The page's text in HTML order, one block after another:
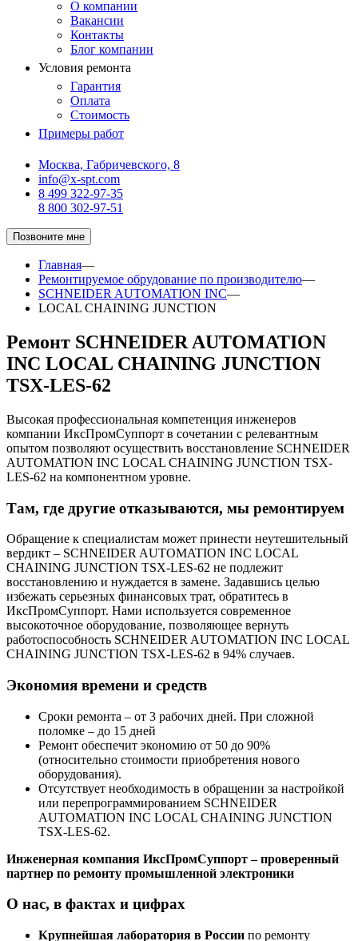
О компании
Вакансии
Контакты
Блог компании
Условия ремонта
Гарантия
Оплата
Стоимость
Примеры работ
Москва, Габричевского, 8
info@x-spt.com
8 499 322-97-35
8 800 302-97-51
Позвоните мне
Главная—
Ремонтируемое обрудование по производителю—
SCHNEIDER AUTOMATION INC—
LOCAL CHAINING JUNCTION
Ремонт SCHNEIDER AUTOMATION
INC LOCAL CHAINING JUNCTION
TSX-LES-62
Высокая профессиональная компетенция инженеров
компании ИксПромСуппорт в сочетании с релевантным
опытом позволяют осуществить восстановление SCHNEIDER
AUTOMATION INC LOCAL CHAINING JUNCTION TSX-
LES-62 на компонентном уровне.
Там, где другие отказываются, мы ремонтируем
Обращение к специалистам может принести неутешительный
вердикт – SCHNEIDER AUTOMATION INC LOCAL
CHAINING JUNCTION TSX-LES-62 не подлежит
восстановлению и нуждается в замене. Задавшись целью
избежать серьезных финансовых трат, обратитесь в
ИксПромСуппорт. Нами используется современное
высокоточное оборудование, позволяющее вернуть
работоспособность SCHNEIDER AUTOMATION INC LOCAL
CHAINING JUNCTION TSX-LES-62 в 94% случаев.
Экономия времени и средств
Сроки ремонта – от 3 рабочих дней. При сложной
поломке – до 15 дней
Ремонт обеспечит экономию от 50 до 90%
(относительно стоимости приобретения нового
оборудования).
Отсутствует необходимость в обращении за настройкой
или перепрограммированием SCHNEIDER
AUTOMATION INC LOCAL CHAINING JUNCTION
TSX-LES-62.
Инженерная компания ИксПромСуппорт – проверенный
партнер по ремонту промышленной электроники
О нас, в фактах и цифрах
Крупнейшая лаборатория в России по ремонту